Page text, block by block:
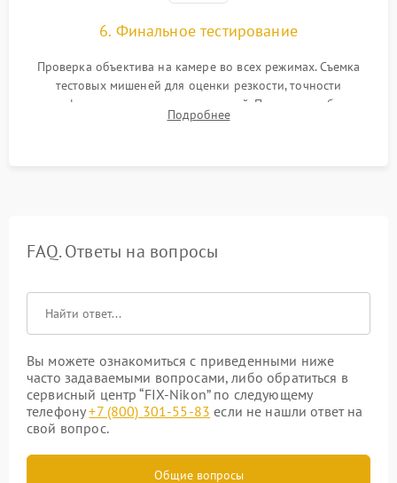
6. Финальное тестирование
Проверка объектива на камере во всех режимах. Съемка
тестовых мишеней для оценки резкости, точности
автофокуса и отсутствия искажений. Проверка работы
диафрагмы на закрытых значениях и тестирование
Подробнее
FAQ. Ответы на вопросы
Вы можете ознакомиться с приведенными ниже
часто задаваемыми вопросами, либо обратиться в
сервисный центр “FIX-Nikon” по следующему
телефону+7 (800) 301-55-83 если не нашли ответ на
свой вопрос.
Общие вопросы